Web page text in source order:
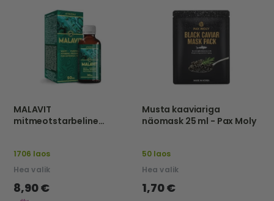
MALAVIT
mitmeotstarbeline
1706 laos
Hea valik
8,90 €
Musta kaaviariga
näomask 25 ml - Pax Moly
50 laos
Hea valik
1,70 €